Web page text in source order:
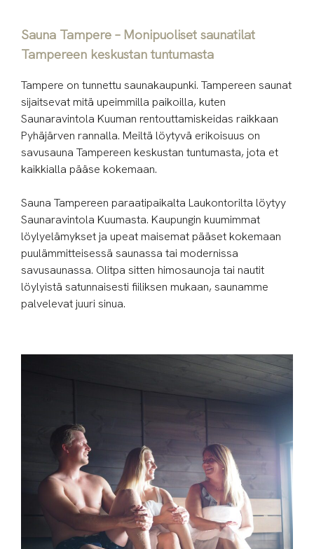
Sauna Tampere – Monipuoliset saunatilat
Tampereen keskustan tuntumasta
Tampere on tunnettu saunakaupunki. Tampereen saunat
sijaitsevat mitä upeimmilla paikoilla, kuten
Saunaravintola Kuuman rentouttamiskeidas raikkaan
Pyhäjärven rannalla. Meiltä löytyvä erikoisuus on
savusauna Tampereen keskustan tuntumasta, jota et
kaikkialla pääse kokemaan.
Sauna Tampereen paraatipaikalta Laukontorilta löytyy
Saunaravintola Kuumasta. Kaupungin kuumimmat
löylyelämykset ja upeat maisemat pääset kokemaan
puulämmitteisessä saunassa tai modernissa
savusaunassa. Olitpa sitten himosaunoja tai nautit
löylyistä satunnaisesti fiiliksen mukaan, saunamme
palvelevat juuri sinua.